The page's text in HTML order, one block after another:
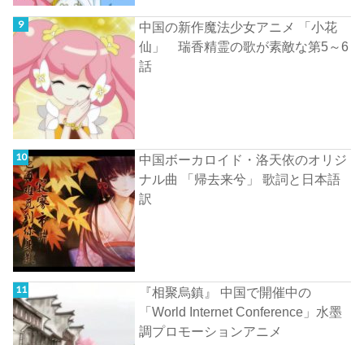
中国の新作魔法少女アニメ 「小花
仙」 瑞香精霊の歌が素敵な第5～6
話
中国ボーカロイド・洛天依のオリジ
ナル曲 「帰去来兮」 歌詞と日本語
訳
『相聚烏鎮』 中国で開催中の
「World Internet Conference」水墨
調プロモーションアニメ